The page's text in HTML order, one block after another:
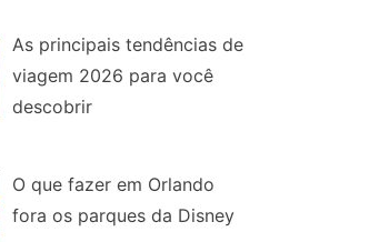
As principais tendências de
viagem 2026 para você
descobrir
O que fazer em Orlando
fora os parques da Disney